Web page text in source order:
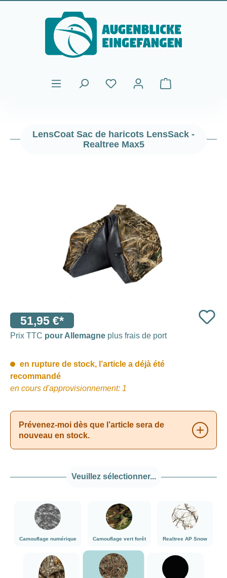
Passer au contenu principal
Le panier
LensCoat Sac de haricots LensSack -
Realtree Max5
51,95 €*
Prix TTC pour Allemagne plus frais de port
en rupture de stock, l’article a déjà été
recommandé
en cours d'approvisionnement: 1
Prévenez-moi dès que l’article sera de
nouveau en stock.
Veuillez sélectionner...
Camouflage numérique
###Camouflage numérique###LensCoat
Camouflage vert forêt
###Camouflage vert forêt###LensCoat
Realtree AP Snow
###Realtree AP
###Realtree Edge###LensCoat###Realtree Max5###LensCoat